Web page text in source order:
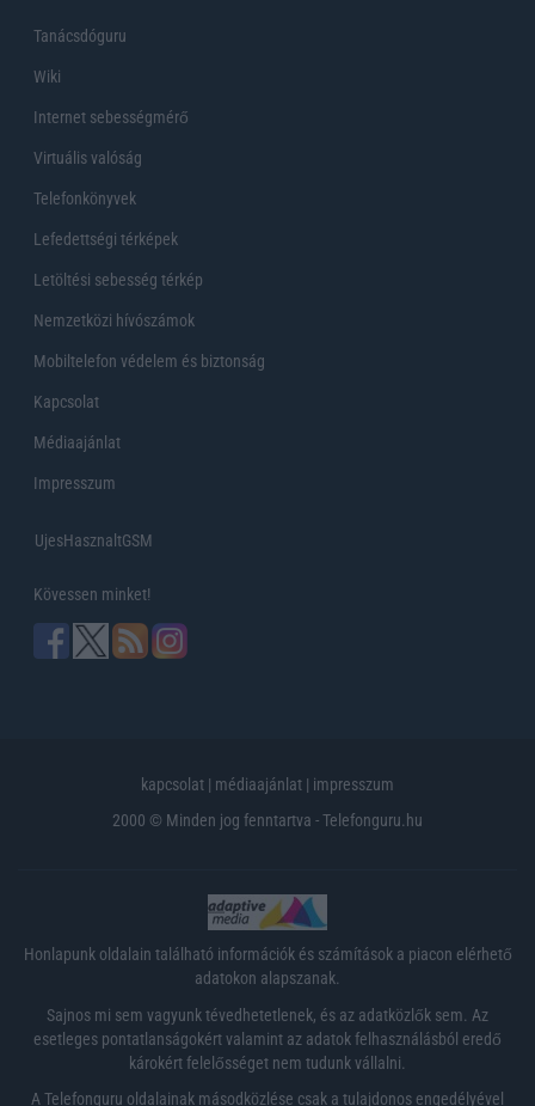
Tanácsdóguru
Wiki
Internet sebességmérő
Virtuális valóság
Telefonkönyvek
Lefedettségi térképek
Letöltési sebesség térkép
Nemzetközi hívószámok
Mobiltelefon védelem és biztonság
Kapcsolat
Médiaajánlat
Impresszum
UjesHasznaltGSM
Kövessen minket!
kapcsolat | médiaajánlat | impresszum
2000 © Minden jog fenntartva - Telefonguru.hu
Honlapunk oldalain található információk és számítások a piacon elérhető
adatokon alapszanak.
Sajnos mi sem vagyunk tévedhetetlenek, és az adatközlők sem. Az
esetleges pontatlanságokért valamint az adatok felhasználásból eredő
károkért felelősséget nem tudunk vállalni.
A Telefonguru oldalainak másodközlése csak a tulajdonos engedélyével